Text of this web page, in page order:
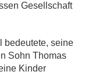
Gesellschaft
bedeutete, seine
Sohn Thomas
Kinder